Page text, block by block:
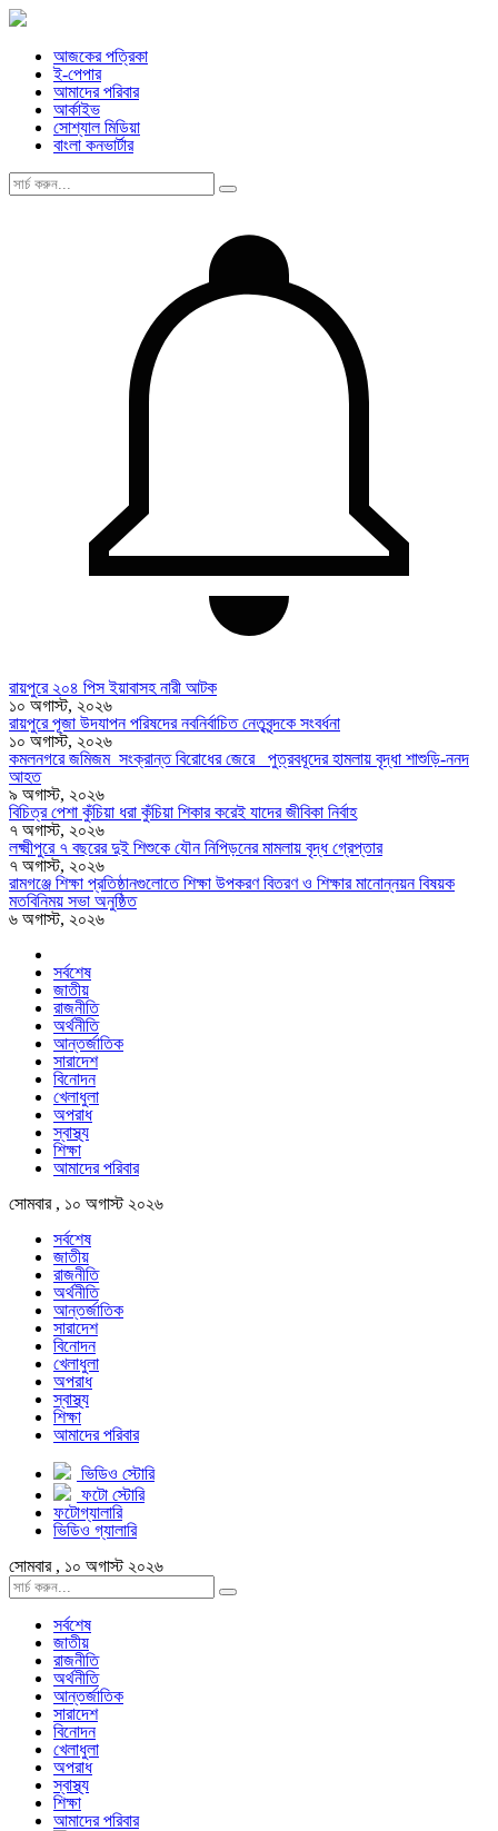
আজকের পত্রিকা
ই-পেপার
আমাদের পরিবার
আর্কাইভ
সোশ্যাল মিডিয়া
বাংলা কনভার্টার
রায়পুরে ২০৪ পিস ইয়াবাসহ নারী আটক
১০ অগাস্ট, ২০২৬
রায়পুরে পূজা উদযাপন পরিষদের নবনির্বাচিত নেতৃবৃন্দকে সংবর্ধনা
১০ অগাস্ট, ২০২৬
কমলনগরে জমিজম সংক্রান্ত বিরোধের জেরে পুত্রবধূদের হামলায় বৃদ্ধা শাশুড়ি-ননদ
আহত
৯ অগাস্ট, ২০২৬
বিচিত্র পেশা কুঁচিয়া ধরা কুঁচিয়া শিকার করেই যাদের জীবিকা নির্বাহ
৭ অগাস্ট, ২০২৬
লক্ষ্মীপুরে ৭ বছরের দুই শিশুকে যৌন নিপিড়নের মামলায় বৃদ্ধ গ্রেপ্তার
৭ অগাস্ট, ২০২৬
রামগঞ্জে শিক্ষা প্রতিষ্ঠানগুলোতে শিক্ষা উপকরণ বিতরণ ও শিক্ষার মানোন্নয়ন বিষয়ক
মতবিনিময় সভা অনুষ্ঠিত
৬ অগাস্ট, ২০২৬
সর্বশেষ
জাতীয়
রাজনীতি
অর্থনীতি
আন্তর্জাতিক
সারাদেশ
বিনোদন
খেলাধুলা
অপরাধ
স্বাস্থ্য
শিক্ষা
আমাদের পরিবার
সোমবার , ১০ অগাস্ট ২০২৬
সর্বশেষ
জাতীয়
রাজনীতি
অর্থনীতি
আন্তর্জাতিক
সারাদেশ
বিনোদন
খেলাধুলা
অপরাধ
স্বাস্থ্য
শিক্ষা
আমাদের পরিবার
ভিডিও স্টোরি
ফটো স্টোরি
ফটোগ্যালারি
ভিডিও গ্যালারি
সোমবার , ১০ অগাস্ট ২০২৬
সর্বশেষ
জাতীয়
রাজনীতি
অর্থনীতি
আন্তর্জাতিক
সারাদেশ
বিনোদন
খেলাধুলা
অপরাধ
স্বাস্থ্য
শিক্ষা
আমাদের পরিবার